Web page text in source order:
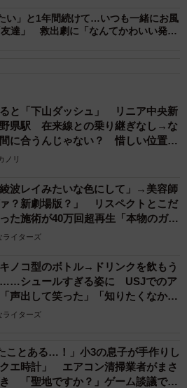
1/2
で受け継がれる（提供：改造ゆうき人間
17年ぶりに見つけたのですね？
時に出てきました」
ちゃをどのように遊んでいます
ュア衣装を身に着け、振り回して
ミックや音声ギミックも使いこ
ゃを初めて見たときは？
の興味を刺激する色使いやパッ
けて開けて！』とせがみ、開け
ら！』と眼を輝かせていました」
い」と1年間続けて…いつも一緒にお風
達」 救出劇に「なんてかわいい発想
と「下山ダッシュ」 リニア中央新
県駅 在来線との乗り継ぎなし→な
に合うんじゃない？ 惜しい位置関
ノリ
波レイみたいな色にして」→美容師
ァ？新劇場版？」 リスペクトとこだ
た施術が40万回超再生「本物のガチ
ライターズ
ノコ型のボトル→ドリンクを飲もう
……シュールすぎる姿に USJでのア
声出して笑った」「知りたくなかっ
ライターズ
ことある…！」小3の息子が手作りし
エ時計」 エアコン清掃業者がまさ
「聖地ですか？」ゲーム談議で大